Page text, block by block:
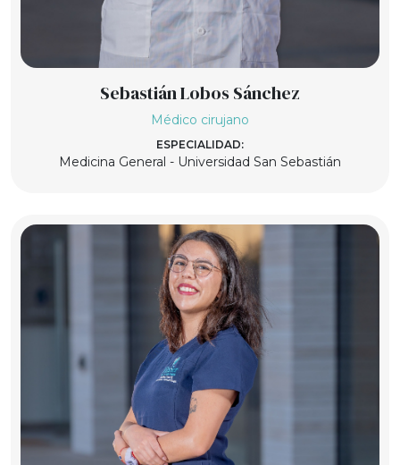
Sebastián Lobos Sánchez
Médico cirujano
ESPECIALIDAD:
Medicina General - Universidad San Sebastián